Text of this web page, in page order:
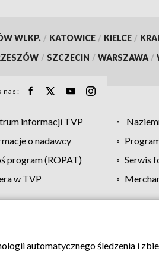
WLKP. / KATOWICE / KIELCE /
/ SZCZECIN / WARSZAWA /
nas:
informacji TVP
o nadawcy
program (ROPAT)
Serwis
w TVP
Moje zgody Pomoc Biuro
automatycznego śledzenia i